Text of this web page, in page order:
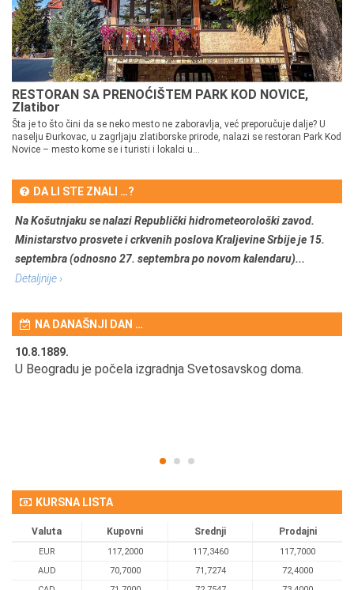
RESTORAN SA PRENOĆIŠTEM PARK KOD NOVICE,
Zlatibor
Šta je to što čini da se neko mesto ne zaboravlja, već preporučuje dalje? U
naselju Đurkovac, u zagrljaju zlatiborske prirode, nalazi se restoran Park Kod
Novice – mesto kome se i turisti i lokalci u...
DA LI STE ZNALI …?
Na Košutnjaku se nalazi Republički hidrometeorološki zavod.
Ministarstvo prosvete i crkvenih poslova Kraljevine Srbije je 15.
septembra (odnosno 27. septembra po novom kalendaru)...
Detaljnije ›
NA DANAŠNJI DAN …
10.8.1889.
U Beogradu je počela izgradnja Svetosavskog doma.
KURSNA LISTA
Valuta Kupovni Srednji Prodajni
EUR 117,2000 117,3460
117,7000
AUD
70,7000 71,7274
72,4000